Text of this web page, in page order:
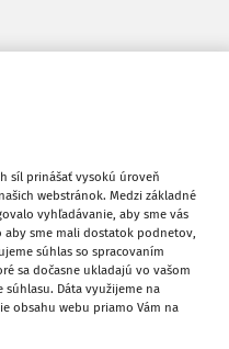
and
Obľúbené
Stiahnuť
Vytlačiť
síl prinášať vysokú úroveň
webstránok. Medzi základné
vyhľadávanie, aby sme vás
sme mali dostatok podnetov,
súhlas so spracovaním
sa dočasne ukladajú vo vašom
súhlasu. Dáta využijeme na
obsahu webu priamo Vám na